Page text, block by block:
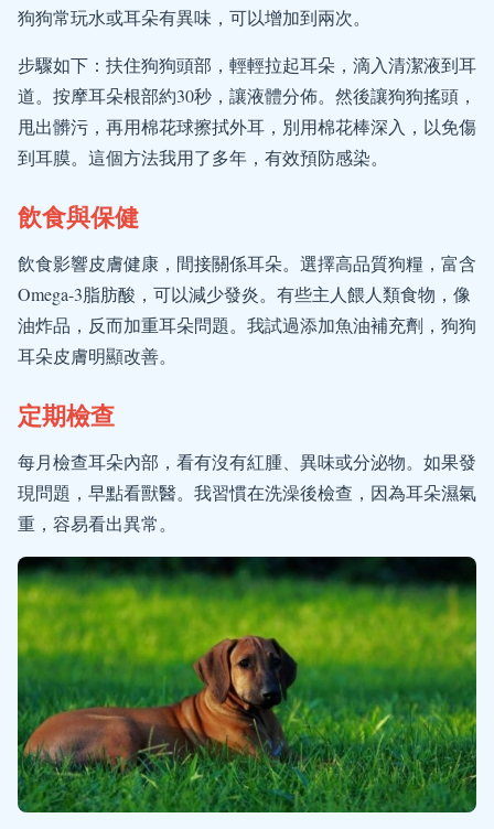
狗狗常玩水或耳朵有異味，可以增加到兩次。
步驟如下：扶住狗狗頭部，輕輕拉起耳朵，滴入清潔液到耳
道。按摩耳朵根部約30秒，讓液體分佈。然後讓狗狗搖頭，
甩出髒污，再用棉花球擦拭外耳，別用棉花棒深入，以免傷
到耳膜。這個方法我用了多年，有效預防感染。
飲食與保健
飲食影響皮膚健康，間接關係耳朵。選擇高品質狗糧，富含
Omega-3脂肪酸，可以減少發炎。有些主人餵人類食物，像
油炸品，反而加重耳朵問題。我試過添加魚油補充劑，狗狗
耳朵皮膚明顯改善。
定期檢查
每月檢查耳朵內部，看有沒有紅腫、異味或分泌物。如果發
現問題，早點看獸醫。我習慣在洗澡後檢查，因為耳朵濕氣
重，容易看出異常。